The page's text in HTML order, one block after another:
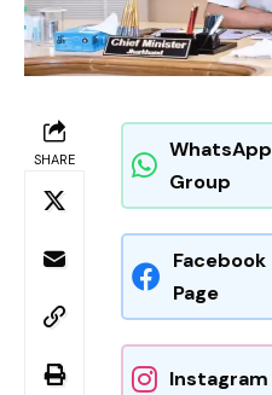
SHARE
WhatsApp
Group
Facebook
Page
Instagram